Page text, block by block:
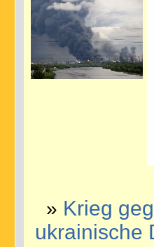
» Krieg
ukrainische